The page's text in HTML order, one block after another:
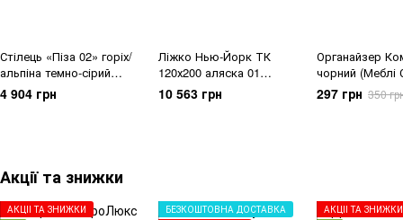
Стілець «Піза 02» горіх/
альпіна темно-сірий
(Меблі Сервіс)
4 904 грн
Ліжко Нью-Йорк ТК
120х200 аляска 01
(МебіГранд)
10 563 грн
Органайзер
чорний (Меблі
297 грн 350
Акції та знижки
АКЦІЇ ТА ЗНИЖКИ
БЕЗКОШТОВНА ДОСТАВКА
АКЦІЇ ТА ЗНИЖКИ